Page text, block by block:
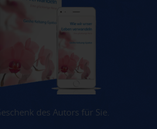
des Autors für Sie.